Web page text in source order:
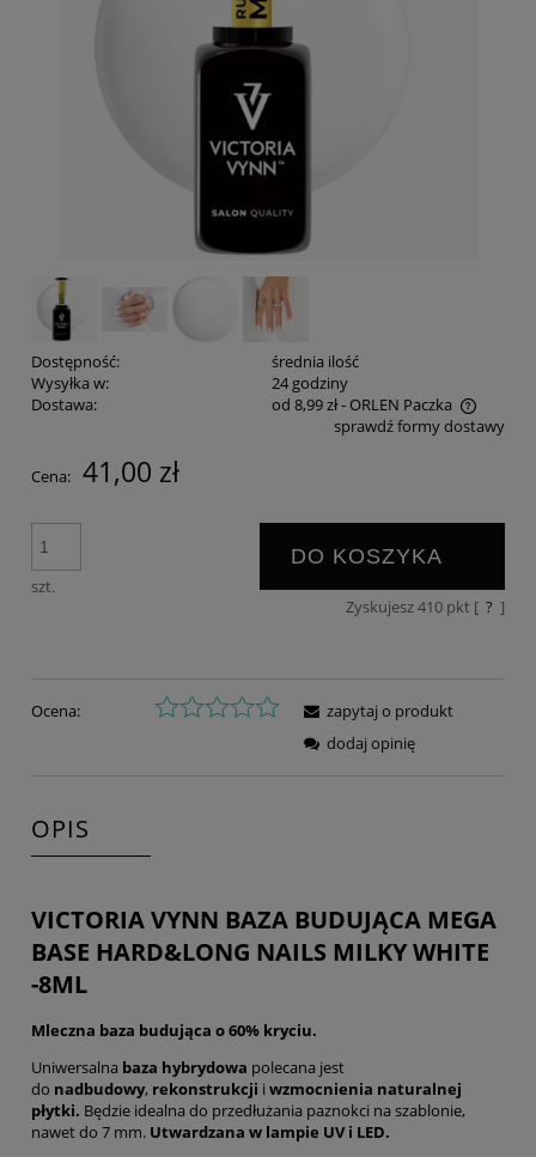
Dostępność:
średnia ilość
Wysyłka w:
24 godziny
Dostawa:
od 8,99 zł- ORLEN Paczka
Cena nie zawiera ewentualnych kosztów płatnościsprawdź formy dostawy
Cena: 41,00 zł
szt.
DO KOSZYKA
Zyskujesz410pkt [ ? ]
Ocena:
zapytaj o produkt
dodaj opinię
OPIS
VICTORIA VYNN BAZA BUDUJĄCA MEGA
BASE HARD&LONG NAILS MILKY WHITE
-8ML
Mleczna baza budująca o 60% kryciu.
Uniwersalna baza hybrydowa polecana jest
do nadbudowy, rekonstrukcji i wzmocnienia naturalnej
płytki. Będzie idealna do przedłużania paznokci na szablonie,
nawet do 7 mm. Utwardzana w lampie UV i LED.